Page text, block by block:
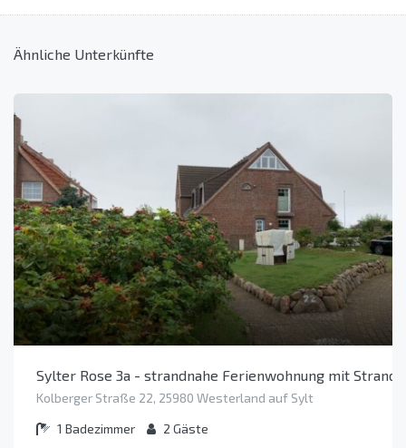
Ähnliche Unterkünfte
Sylter Rose 3a - strandnahe Ferienwohnung mit
Kolberger Straße 22, 25980 Westerland auf Sylt
1 Badezimmer 2 Gäste